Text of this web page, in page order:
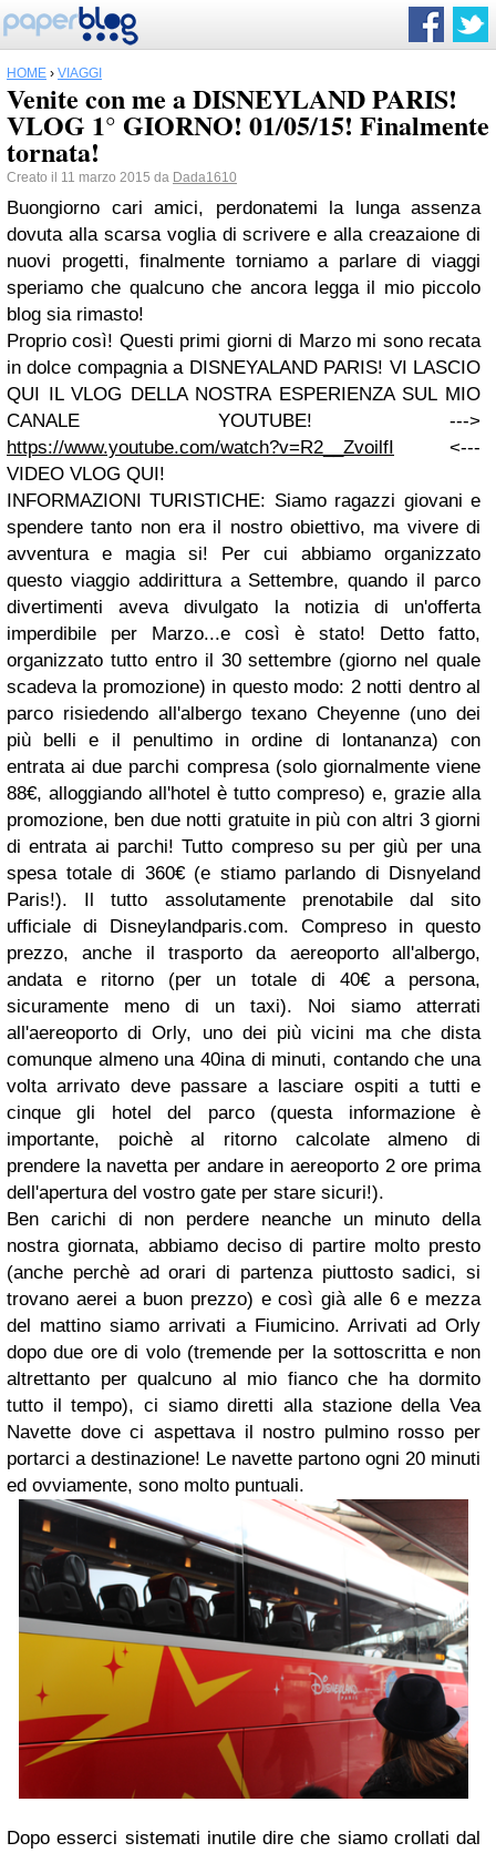
HOME › VIAGGI
Venite con me a DISNEYLAND PARIS!
VLOG 1° GIORNO! 01/05/15! Finalmente
tornata!
Creato il 11 marzo 2015 da Dada1610
Buongiorno cari amici, perdonatemi la lunga assenza
dovuta alla scarsa voglia di scrivere e alla creazaione di
nuovi progetti, finalmente torniamo a parlare di viaggi
speriamo che qualcuno che ancora legga il mio piccolo
blog sia rimasto!
Proprio così! Questi primi giorni di Marzo mi sono recata
in dolce compagnia a DISNEYALAND PARIS! VI LASCIO
QUI IL VLOG DELLA NOSTRA ESPERIENZA SUL MIO
CANALE YOUTUBE! --->
https://www.youtube.com/watch?v=R2__ZvoilfI <---
VIDEO VLOG QUI!
INFORMAZIONI TURISTICHE: Siamo ragazzi giovani e
spendere tanto non era il nostro obiettivo, ma vivere di
avventura e magia si! Per cui abbiamo organizzato
questo viaggio addirittura a Settembre, quando il parco
divertimenti aveva divulgato la notizia di un'offerta
imperdibile per Marzo...e così è stato! Detto fatto,
organizzato tutto entro il 30 settembre (giorno nel quale
scadeva la promozione) in questo modo: 2 notti dentro al
parco risiedendo all'albergo texano Cheyenne (uno dei
più belli e il penultimo in ordine di lontananza) con
entrata ai due parchi compresa (solo giornalmente viene
88€, alloggiando all'hotel è tutto compreso) e, grazie alla
promozione, ben due notti gratuite in più con altri 3 giorni
di entrata ai parchi! Tutto compreso su per giù per una
spesa totale di 360€ (e stiamo parlando di Disnyeland
Paris!). Il tutto assolutamente prenotabile dal sito
ufficiale di Disneylandparis.com. Compreso in questo
prezzo, anche il trasporto da aereoporto all'albergo,
andata e ritorno (per un totale di 40€ a persona,
sicuramente meno di un taxi). Noi siamo atterrati
all'aereoporto di Orly, uno dei più vicini ma che dista
comunque almeno una 40ina di minuti, contando che una
volta arrivato deve passare a lasciare ospiti a tutti e
cinque gli hotel del parco (questa informazione è
importante, poichè al ritorno calcolate almeno di
prendere la navetta per andare in aereoporto 2 ore prima
dell'apertura del vostro gate per stare sicuri!).
Ben carichi di non perdere neanche un minuto della
nostra giornata, abbiamo deciso di partire molto presto
(anche perchè ad orari di partenza piuttosto sadici, si
trovano aerei a buon prezzo) e così già alle 6 e mezza
del mattino siamo arrivati a Fiumicino. Arrivati ad Orly
dopo due ore di volo (tremende per la sottoscritta e non
altrettanto per qualcuno al mio fianco che ha dormito
tutto il tempo), ci siamo diretti alla stazione della Vea
Navette dove ci aspettava il nostro pulmino rosso per
portarci a destinazione! Le navette partono ogni 20 minuti
ed ovviamente, sono molto puntuali.
Dopo esserci sistemati inutile dire che siamo crollati dal